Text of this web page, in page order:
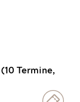
Termine,